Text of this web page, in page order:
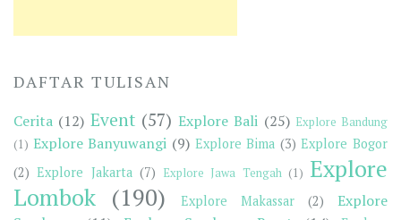
DAFTAR TULISAN
Cerita (12) Event (57) Explore Bali (25) Explore Bandung
(1) Explore Banyuwangi (9) Explore Bima (3) Explore Bogor
(2) Explore Jakarta (7) Explore Jawa Tengah (1) Explore
Lombok (190) Explore Makassar (2)
Explore